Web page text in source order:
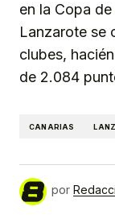
en la Copa
Lanzarote se
clubes,
de 2.084
CANARIAS
por